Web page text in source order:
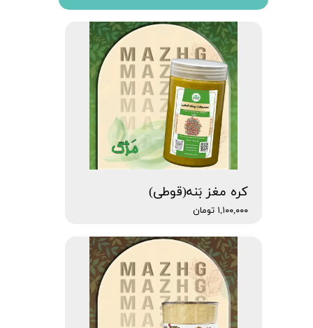
کره مغز بَنه(قوطی)
۱,۱۰۰,۰۰۰ تومان